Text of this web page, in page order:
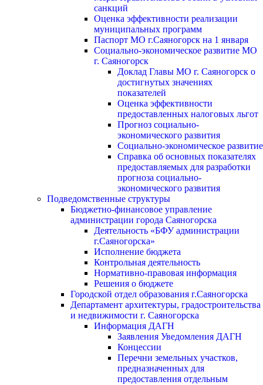
санкций
Оценка эффективности реализации
муниципальных программ
Паспорт МО г.Саяногорск на 1 января
Социально-экономическое развитие МО
г. Саяногорск
Доклад Главы МО г. Саяногорск о
достигнутых значениях
показателей
Оценка эффективности
предоставленных налоговых льгот
Прогноз социально-
экономического развития
Социально-экономическое развитие
Справка об основных показателях
предоставляемых для разработки
прогноза социально-
экономического развития
Подведомственные структуры
Бюджетно-финансовое управление
администрации города Саяногорска
Деятельность «БФУ администрации
г.Саяногорска»
Исполнение бюджета
Контрольная деятельность
Нормативно-правовая информация
Решения о бюджете
Городской отдел образования г.Саяногорска
Департамент архитектуры, градостроительства
и недвижимости г. Саяногорска
Информация ДАГН
Заявления Уведомления ДАГН
Концессии
Перечни земельных участков,
предназначенных для
предоставления отдельным